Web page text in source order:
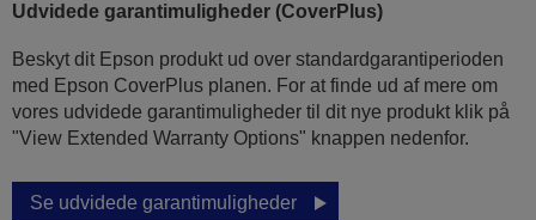
Udvidede garantimuligheder (CoverPlus)
Beskyt dit Epson produkt ud over standardgarantiperioden
med Epson CoverPlus planen. For at finde ud af mere om
vores udvidede garantimuligheder til dit nye produkt klik på
"View Extended Warranty Options" knappen nedenfor.
Se udvidede garantimuligheder